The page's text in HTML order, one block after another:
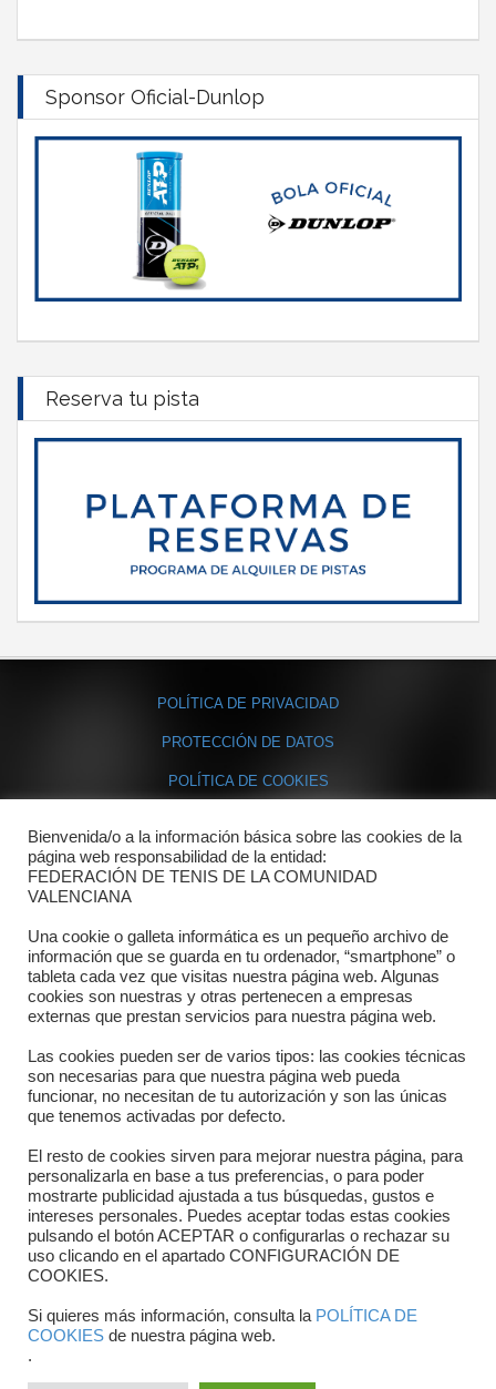
Sponsor Oficial-Dunlop
Reserva tu pista
POLÍTICA DE PRIVACIDAD
PROTECCIÓN DE DATOS
POLÍTICA DE COOKIES
Contacto
Dónde estamos
Directorio departamentos
Horario
Formulario de contacto
Copyright © 2025 FTCV
Bienvenida/o a la información básica sobre las cookies de la
página web responsabilidad de la entidad:
FEDERACIÓN DE TENIS DE LA COMUNIDAD
VALENCIANA
Una cookie o galleta informática es un pequeño archivo de
información que se guarda en tu ordenador, “smartphone” o
tableta cada vez que visitas nuestra página web. Algunas
cookies son nuestras y otras pertenecen a empresas
externas que prestan servicios para nuestra página web.
Las cookies pueden ser de varios tipos: las cookies técnicas
son necesarias para que nuestra página web pueda
funcionar, no necesitan de tu autorización y son las únicas
que tenemos activadas por defecto.
El resto de cookies sirven para mejorar nuestra página, para
personalizarla en base a tus preferencias, o para poder
mostrarte publicidad ajustada a tus búsquedas, gustos e
intereses personales. Puedes aceptar todas estas cookies
pulsando el botón ACEPTAR o configurarlas o rechazar su
uso clicando en el apartado CONFIGURACIÓN DE
COOKIES.
Si quieres más información, consulta la POLÍTICA DE
COOKIES de nuestra página web.
.